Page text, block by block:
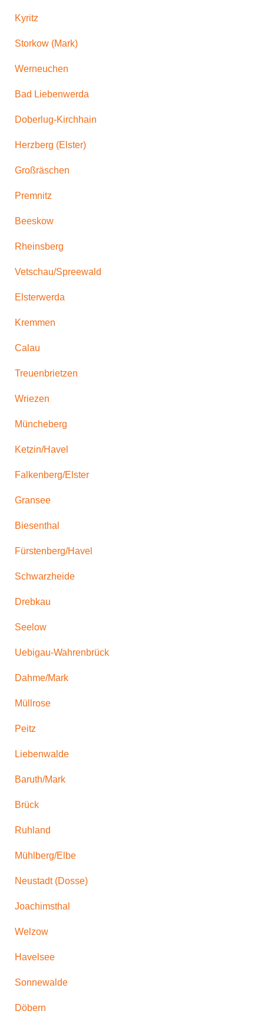
Kyritz
Storkow (Mark)
Werneuchen
Bad Liebenwerda
Doberlug-Kirchhain
Herzberg (Elster)
Großräschen
Premnitz
Beeskow
Rheinsberg
Vetschau/Spreewald
Elsterwerda
Kremmen
Calau
Treuenbrietzen
Wriezen
Müncheberg
Ketzin/Havel
Falkenberg/Elster
Gransee
Biesenthal
Fürstenberg/Havel
Schwarzheide
Drebkau
Seelow
Uebigau-Wahrenbrück
Dahme/Mark
Müllrose
Peitz
Liebenwalde
Baruth/Mark
Brück
Ruhland
Mühlberg/Elbe
Neustadt (Dosse)
Joachimsthal
Welzow
Havelsee
Sonnewalde
Döbern